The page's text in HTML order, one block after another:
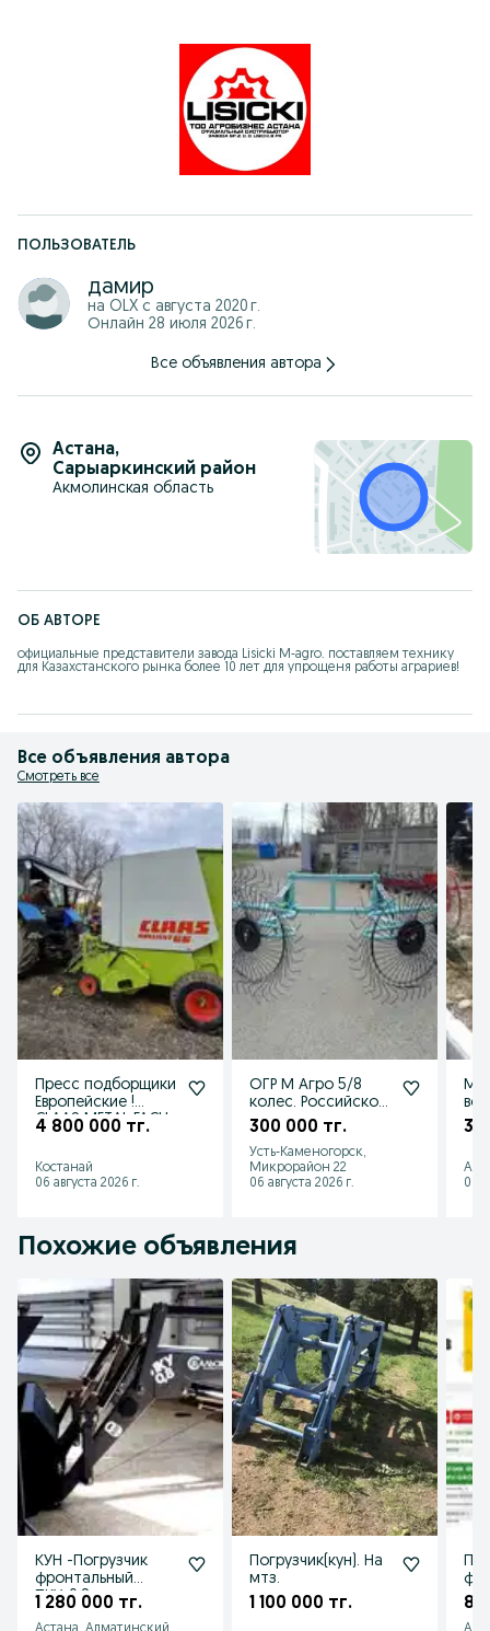
ПОЛЬЗОВАТЕЛЬ
дамир
на OLX с августа 2020 г.
Онлайн 28 июля 2026 г.
Все объявления автора
Астана,
Сарыаркинский район
Акмолинская область
ОБ АВТОРЕ
официальные представители завода Lisicki M-agro. поставляем технику
для Казахстанского рынка более 10 лет для упрощеня работы аграриев!
Все объявления автора
Смотреть все
Пресс подборщики
Европейские !
CLAAS METAL FACH
4 800 000 тг.
Костанай
06 августа 2026 г.
ОГР М Агро 5/8
колес. Российское
производство
300 000 тг.
Усть-Каменогорск,
Микрорайон 22
06 августа 2026 г.
М
06
Похожие объявления
КУН -Погрузчик
фронтальный
ПКУ-0.8
1 280 000 тг.
Погрузчик(кун). На
мтз.
1 100 000 тг.